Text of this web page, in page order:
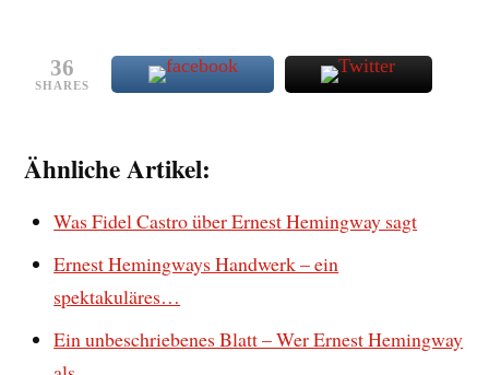
36
SHARES
Ähnliche Artikel:
Was Fidel Castro über Ernest Hemingway sagt
Ernest Hemingways Handwerk – ein
spektakuläres…
Ein unbeschriebenes Blatt – Wer Ernest Hemingway